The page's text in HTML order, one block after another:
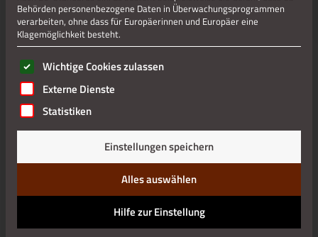
Impressum
Behörden personenbezogene Daten in Überwachungsprogrammen
verarbeiten, ohne dass für Europäerinnen und Europäer eine
Klagemöglichkeit besteht.
Es folgt eine Liste der Service-Gruppen, für die eine
Wichtige Cookies zulassen
Externe Dienste
Statistiken
Einstellungen speichern
Alles auswählen
Hilfe zur Einstellung